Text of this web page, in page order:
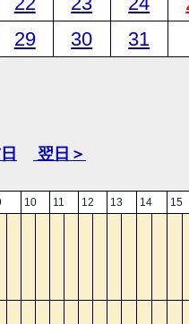
29 30 31
翌日＞
10 11 12 13 14 15